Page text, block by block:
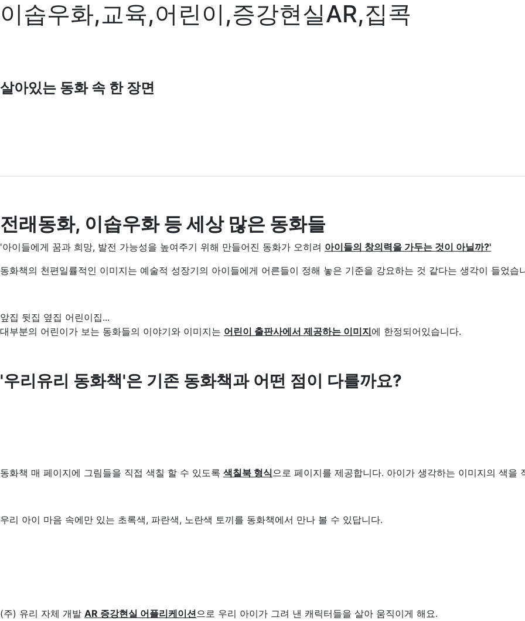
이솝우화,교육,어린이,증강현실AR,집콕
살아있는 동화 속 한 장면
전래동화, 이솝우화 등 세상 많은 동화들
'아이들에게 꿈과 희망, 발전 가능성을 높여주기 위해 만들어진 동화가 오히려 아이들의 창의력을 가두는 것이 아닐까?'
동화책의 천편일률적인 이미지는 예술적 성장기의 아이들에게 어른들이 정해 놓은 기준을 강요하는 것 같다는 생각이 들었습
앞집 뒷집 옆집 어린이집...
대부분의 어린이가 보는 동화들의 이야기와 이미지는 어린이 출판사에서 제공하는 이미지에 한정되어있습니다.
'우리유리 동화책'은 기존 동화책과 어떤 점이 다를까요?
동화책 매 페이지에 그림들을 직접 색칠 할 수 있도록 색칠북 형식으로 페이지를 제공합니다. 아이가 생각하는 이미지의 색을
우리 아이 마음 속에만 있는 초록색, 파란색, 노란색 토끼를 동화책에서 만나 볼 수 있답니다.
(주) 유리 자체 개발 AR 증강현실 어플리케이션으로 우리 아이가 그려 낸 캐릭터들을 살아 움직이게 해요.